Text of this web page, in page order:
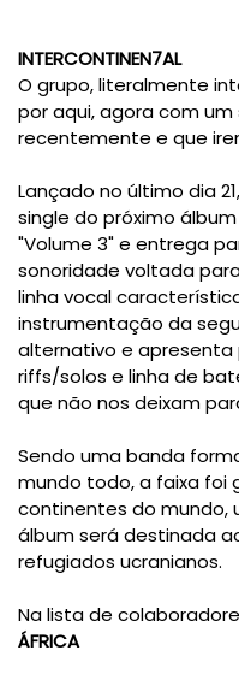
INTERCONTINEN7AL
O grupo, literalmente
por aqui, agora com
recentemente e que
Lançado no último dia
single do próximo
"Volume 3" e entrega
sonoridade voltada
linha vocal
instrumentação da
alternativo e apresenta
riffs/solos e linha de
que não nos deixam
Sendo uma banda
mundo todo, a faixa foi
continentes do mundo,
álbum será destinada
refugiados ucranianos.
Na lista de
ÁFRICA